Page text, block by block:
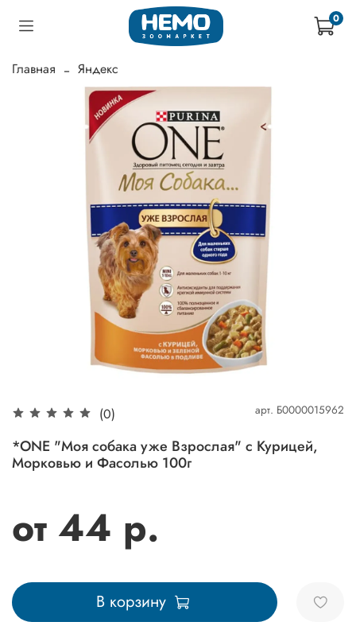
0
Главная Яндекс
(0) арт. Б0000015962
*ONE "Моя собака уже Взрослая" с Курицей,
Морковью и Фасолью 100г
от 44 р.
В корзину